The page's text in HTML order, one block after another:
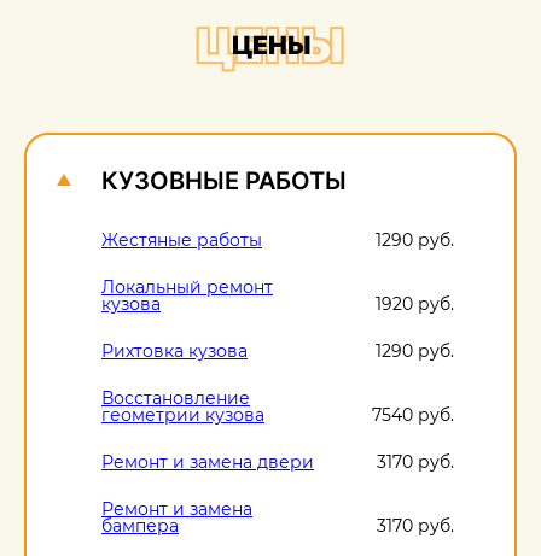
ЦЕНЫ
ЦЕНЫ
КУЗОВНЫЕ РАБОТЫ
Жестяные работы 1290 руб.
Локальный ремонт
кузова 1920 руб.
Рихтовка кузова 1290 руб.
Восстановление
геометрии кузова 7540 руб.
Ремонт и замена двери 3170 руб.
Ремонт и замена
бампера 3170 руб.